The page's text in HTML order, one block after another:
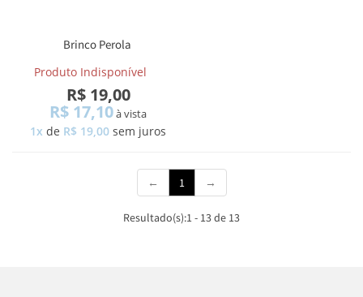
Brinco Perola
Produto Indisponível
R$ 19,00
R$ 17,10à vista
1x de R$ 19,00sem juros
← 1 (current)
→
Resultado(s):1- 13de 13